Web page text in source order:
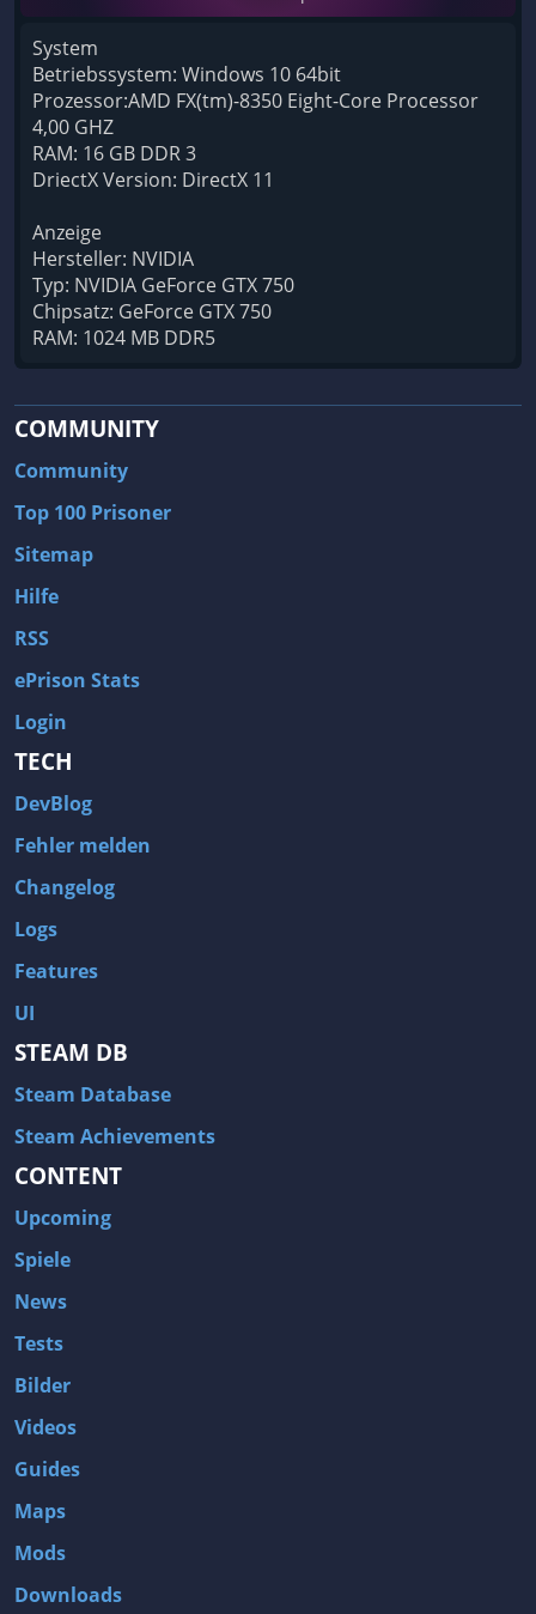
System
Betriebssystem: Windows 10 64bit
Prozessor:AMD FX(tm)-8350 Eight-Core Processor
4,00 GHZ
RAM: 16 GB DDR 3
DriectX Version: DirectX 11
Anzeige
Hersteller: NVIDIA
Typ: NVIDIA GeForce GTX 750
Chipsatz: GeForce GTX 750
RAM: 1024 MB DDR5
COMMUNITY
Community
Top 100 Prisoner
Sitemap
Hilfe
RSS
ePrison Stats
Login
TECH
DevBlog
Fehler melden
Changelog
Logs
Features
UI
STEAM DB
Steam Database
Steam Achievements
CONTENT
Upcoming
Spiele
News
Tests
Bilder
Videos
Guides
Maps
Mods
Downloads